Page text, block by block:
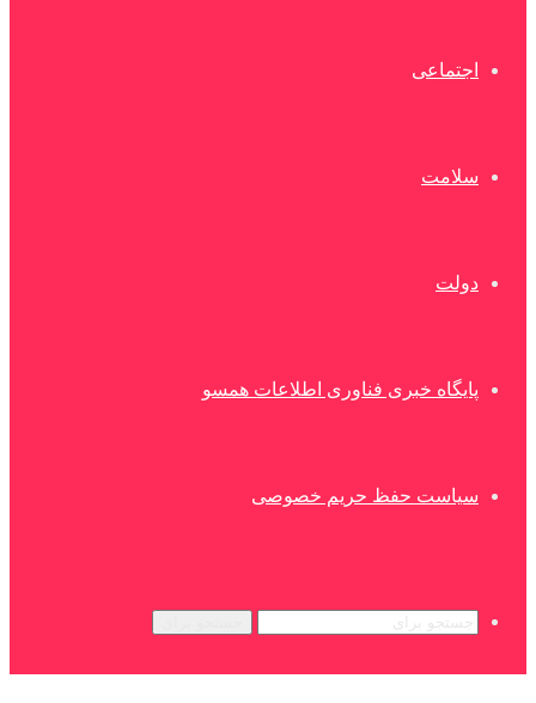
اجتماعی
سلامت
دولت
پایگاه خبری فناوری اطلاعات همسو
سیاست حفظ حریم خصوصی